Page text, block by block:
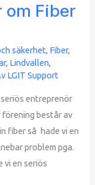
om Fiber
säkerhet, Fiber,
, Lindvallen,
LGIT Support
entreprenör
består av
fiber så hade vi en
problem pga.
vi en seriös